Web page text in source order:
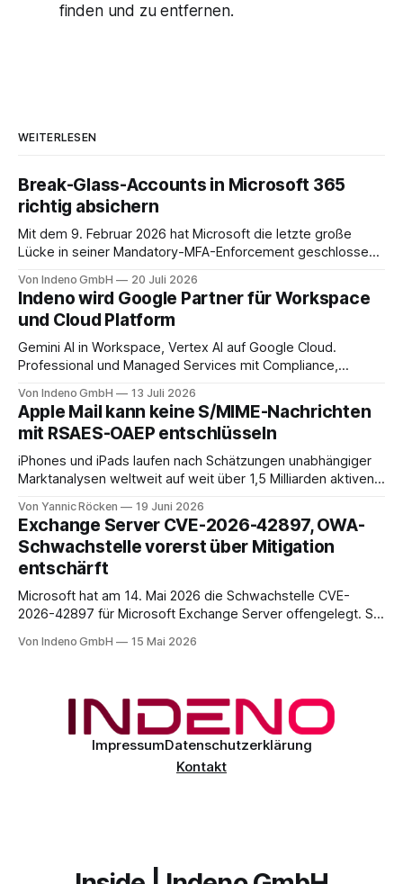
finden und zu entfernen.
WEITERLESEN
Break-Glass-Accounts in Microsoft 365
richtig absichern
Mit dem 9. Februar 2026 hat Microsoft die letzte große
Lücke in seiner Mandatory-MFA-Enforcement geschlossen.
Microsoft 365 Admin Center anmeldet, einen zweiten
Faktor nachweisen. Für das Entra Admin Center, das Azure-
Portal und das Intune Admin Center gilt das
Von Indeno GmbH 20 Juli 2026
Indeno wird Google Partner für Workspace
und Cloud Platform
Gemini AI in Workspace, Vertex AI auf Google Cloud.
Professional und Managed Services mit Compliance,
DACH.
Von Indeno GmbH 13 Juli 2026
Apple Mail kann keine S/MIME-Nachrichten
mit RSAES-OAEP entschlüsseln
iPhones und iPads laufen nach Schätzungen unabhängiger
Marktanalysen weltweit auf weit über 1,5 Milliarden aktiven
im Bereich von 25 bis 30 Prozent auf Geschäftsumfelder,
also Smartphones und Tablets, die im beruflichen Kontext
genutzt werden, sei es als reines Diensthandy, als COPE-
Von Yannic Röcken 19 Juni 2026
Exchange Server CVE-2026-42897, OWA-
Schwachstelle vorerst über Mitigation
entschärft
Microsoft hat am 14. Mai 2026 die Schwachstelle CVE-
2026-42897 für Microsoft Exchange Server offengelegt. Sie
unauthentifizierten Angreifer, über eine speziell präparierte
Von Indeno GmbH 15 Mai 2026
ImpressumDatenschutzerklärung
Kontakt